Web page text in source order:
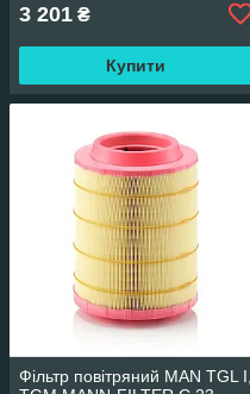
3 201 ₴
Купити
Фільтр повітряний MAN TGL I,